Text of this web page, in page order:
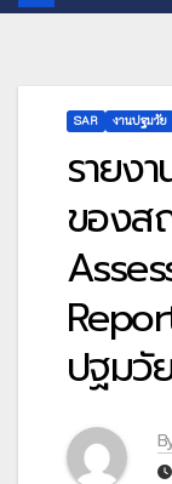
SAR งานปฐมวัย
รายง
ของส
ปฐมวั